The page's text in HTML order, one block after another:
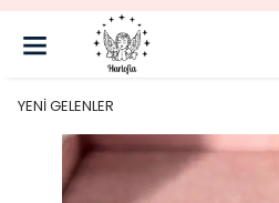
YENİ GELENLER